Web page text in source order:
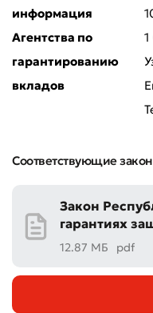
информация
Агентства по
гарантированию
вкладов
Соответствующие
Закон
гарантиях
12.87 МБ pdf